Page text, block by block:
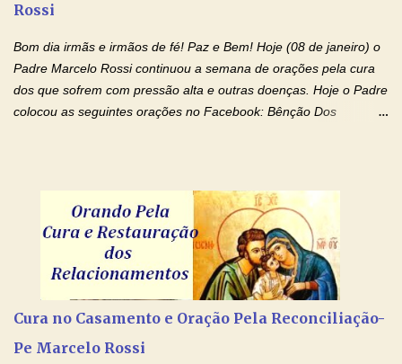
sempre é fácil. A rotina cansa e o aprender exige uma série de
Rossi
Bom dia irmãs e irmãos de fé! Paz e Bem! Hoje (08 de janeiro) o
Padre Marcelo Rossi continuou a semana de orações pela cura
dos que sofrem com pressão alta e outras doenças. Hoje o Padre
colocou as seguintes orações no Facebook: Bênção Dos
Senhora! Adriana-Devoção e Fé Bênção Dos Enfermos O Senhor
Jesus esteja ao vosso lado, para vos defender, dentro de vós,
para vos conservar; diante de vós, pra vos conduzir; atrás de vós
para vos guardar; acima de vós, para vos abençoar. Ele que vive
e reina pelos séculos dos séculos. Amém! Oração De Cura De
Nome † (sinal da cruz), que está acima de todo Nome, que todos
os padrões de enfermidade física transmitidos em minha linha de
Cura no Casamento e Oração Pela Reconciliação-
Pe Marcelo Rossi